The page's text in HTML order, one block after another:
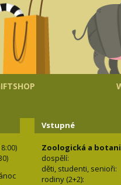
Vstupné
Zoologická a
dospělí:
děti, studenti,
rodiny (2+2):